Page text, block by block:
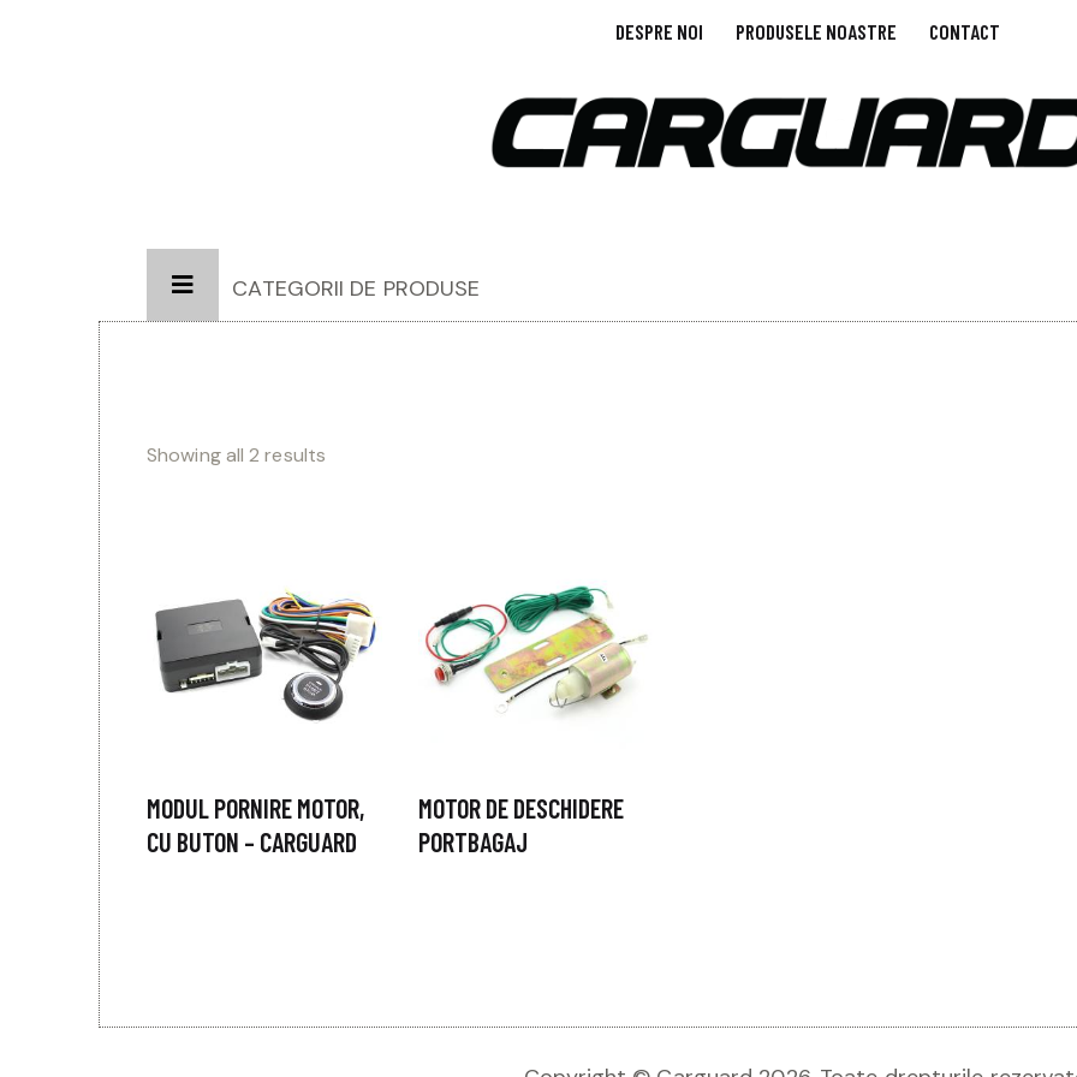
DESPRE NOI PRODUSELE NOASTRE CONTACT
CATEGORII DE PRODUSE
Showing all 2 results
MODUL PORNIRE MOTOR,
CU BUTON – CARGUARD
MOTOR DE DESCHIDERE
PORTBAGAJ